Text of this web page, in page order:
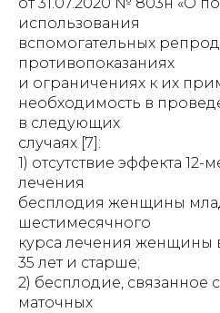
использования
вспомогательных
противопоказаниях
и ограничениях к их
необходимость в
в следующих
случаях [7]:
1) отсутствие эффекта 12-
лечения
бесплодия женщины
шестимесячного
курса лечения женщины
35 лет и старше;
2) бесплодие, связанное
маточных